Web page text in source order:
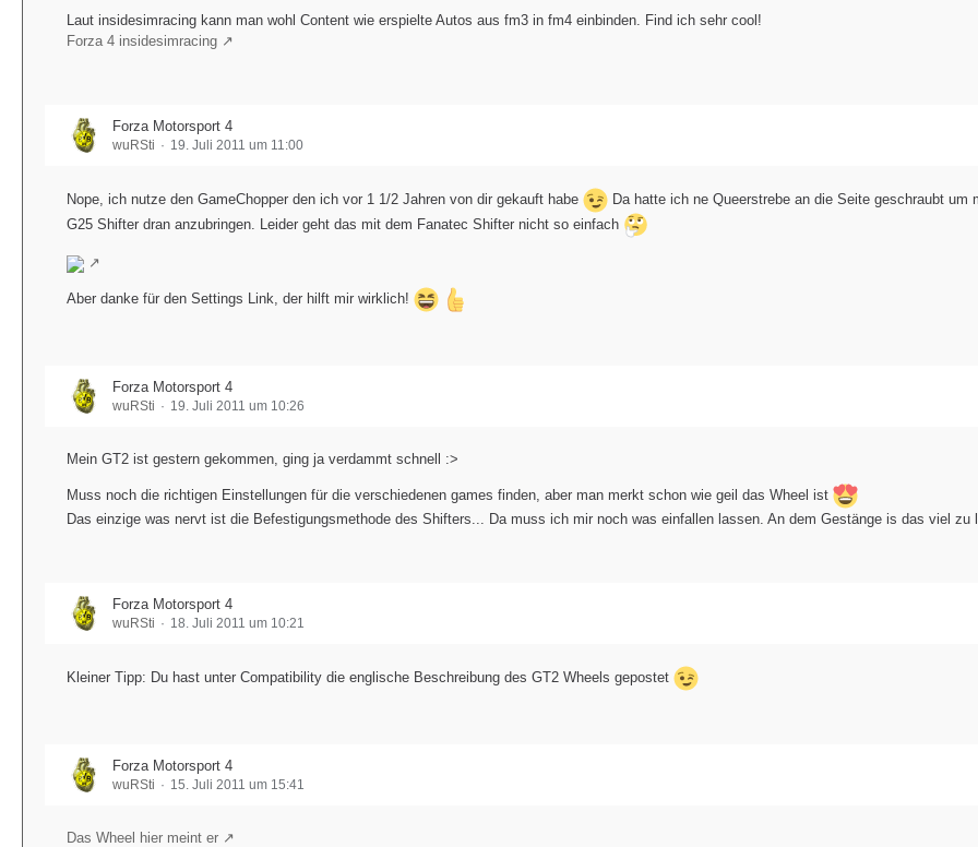
Laut insidesimracing kann man wohl Content wie erspielte Autos aus fm3 in fm4 einbinden. Find ich sehr cool!
Forza 4 insidesimracing
Forza Motorsport 4
wuRSti 19. Juli 2011 um 11:00
Nope, ich nutze den GameChopper den ich vor 1 1/2 Jahren von dir gekauft habe
Da hatte ich ne Queerstrebe an die Seite geschraubt um
G25 Shifter dran anzubringen. Leider geht das mit dem Fanatec Shifter nicht so einfach
Aber danke für den Settings Link, der hilft mir wirklich!
Forza Motorsport 4
wuRSti 19. Juli 2011 um 10:26
Mein GT2 ist gestern gekommen, ging ja verdammt schnell :>
Muss noch die richtigen Einstellungen für die verschiedenen games finden, aber man merkt schon wie geil das Wheel ist
Das einzige was nervt ist die Befestigungsmethode des Shifters... Da muss ich mir noch was einfallen lassen. An dem Gestänge is das viel zu
Forza Motorsport 4
wuRSti 18. Juli 2011 um 10:21
Kleiner Tipp: Du hast unter Compatibility die englische Beschreibung des GT2 Wheels gepostet
Forza Motorsport 4
wuRSti 15. Juli 2011 um 15:41
Das Wheel hier meint er